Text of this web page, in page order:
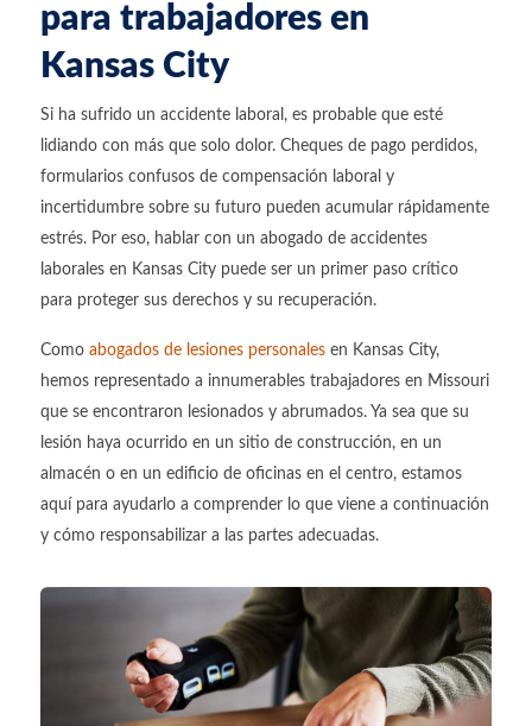
para trabajadores en
Kansas City
Si ha sufrido un accidente laboral, es probable que esté
lidiando con más que solo dolor. Cheques de pago perdidos,
formularios confusos de compensación laboral y
incertidumbre sobre su futuro pueden acumular rápidamente
estrés. Por eso, hablar con un abogado de accidentes
laborales en Kansas City puede ser un primer paso crítico
para proteger sus derechos y su recuperación.
Comoabogados de lesiones personales en Kansas City,
hemos representado a innumerables trabajadores en Missouri
que se encontraron lesionados y abrumados. Ya sea que su
lesión haya ocurrido en un sitio de construcción, en un
almacén o en un edificio de oficinas en el centro, estamos
aquí para ayudarlo a comprender lo que viene a continuación
y cómo responsabilizar a las partes adecuadas.